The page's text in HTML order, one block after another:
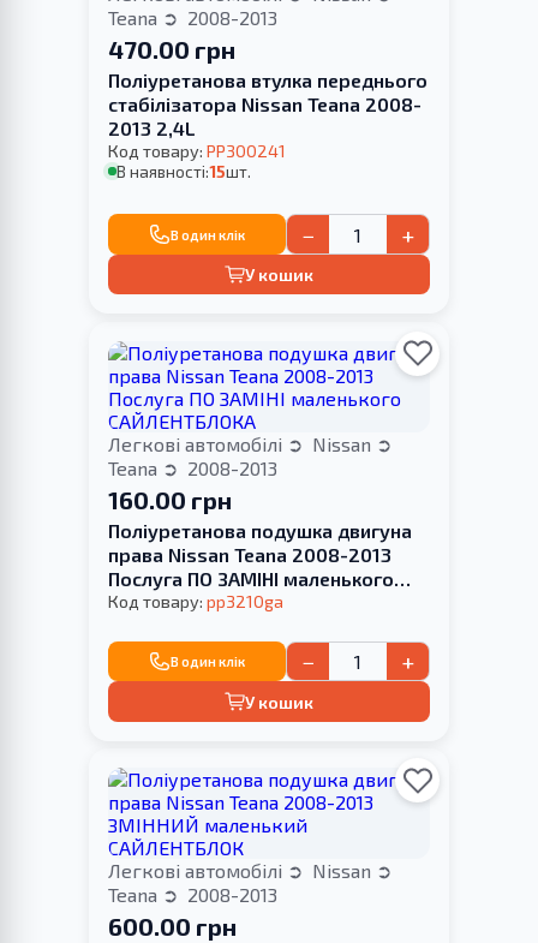
Teana
2008-2013
470.00 грн
Поліуретанова втулка переднього
стабілізатора Nissan Teana 2008-
2013 2,4L
Код товару: PP300241
В наявності:15шт.
В один клік − +
У кошик
Легкові автомобілі
Nissan
Teana
2008-2013
160.00 грн
Поліуретанова подушка двигуна
права Nissan Teana 2008-2013
Послуга ПО ЗАМІНІ маленького
САЙЛЕНТБЛОКА
Код товару: pp3210ga
В один клік − +
У кошик
Легкові автомобілі
Nissan
Teana
2008-2013
600.00 грн